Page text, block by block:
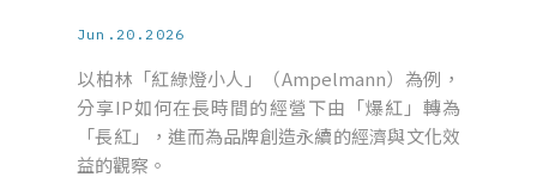
Jun.20.2026
以柏林「紅綠燈小人」（Ampelmann）為例，
分享IP如何在長時間的經營下由「爆紅」轉為
「長紅」，進而為品牌創造永續的經濟與文化效
益的觀察。